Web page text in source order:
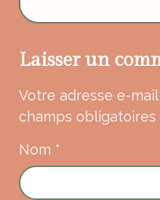
Laisser un
Votre adresse e-
champs
Nom *